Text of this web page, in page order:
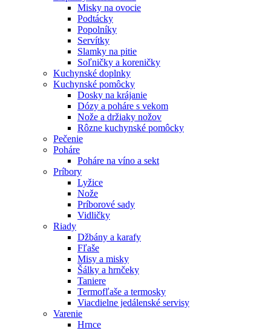
Misky na ovocie
Podtácky
Popolníky
Servítky
Slamky na pitie
Soľničky a koreničky
Kuchynské doplnky
Kuchynské pomôcky
Dosky na krájanie
Dózy a poháre s vekom
Nože a držiaky nožov
Rôzne kuchynské pomôcky
Pečenie
Poháre
Poháre na víno a sekt
Príbory
Lyžice
Nože
Príborové sady
Vidličky
Riady
Džbány a karafy
Fľaše
Misy a misky
Šálky a hrnčeky
Taniere
Termofľaše a termosky
Viacdielne jedálenské servisy
Varenie
Hrnce